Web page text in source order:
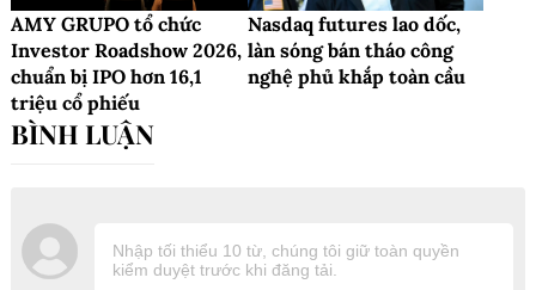
AMY GRUPO tổ chức
Investor Roadshow 2026,
chuẩn bị IPO hơn 16,1
triệu cổ phiếu
Nasdaq futures lao dốc,
làn sóng bán tháo công
nghệ phủ khắp toàn cầu